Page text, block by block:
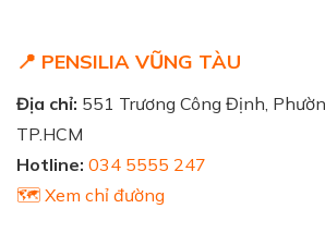
📍 PENSILIA VŨNG TÀU
Địa chỉ: 551 Trương Công Định,
TP.HCM
Hotline: 034 5555 247
🗺️ Xem chỉ đường